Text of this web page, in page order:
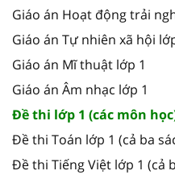
Giáo án Hoạt động trải
Giáo án Tự nhiên xã hội
Giáo án Mĩ thuật lớp 1
Giáo án Âm nhạc lớp 1
Đề thi lớp 1 (các môn
Đề thi Toán lớp 1 (cả ba
Đề thi Tiếng Việt lớp 1 (cả